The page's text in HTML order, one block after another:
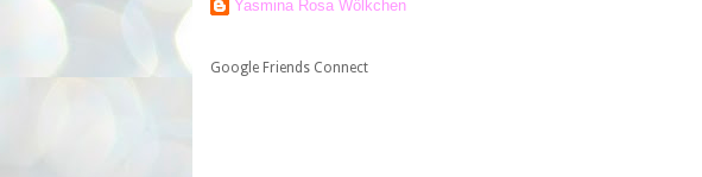
Yasmina Rosa Wölkchen
Google Friends Connect